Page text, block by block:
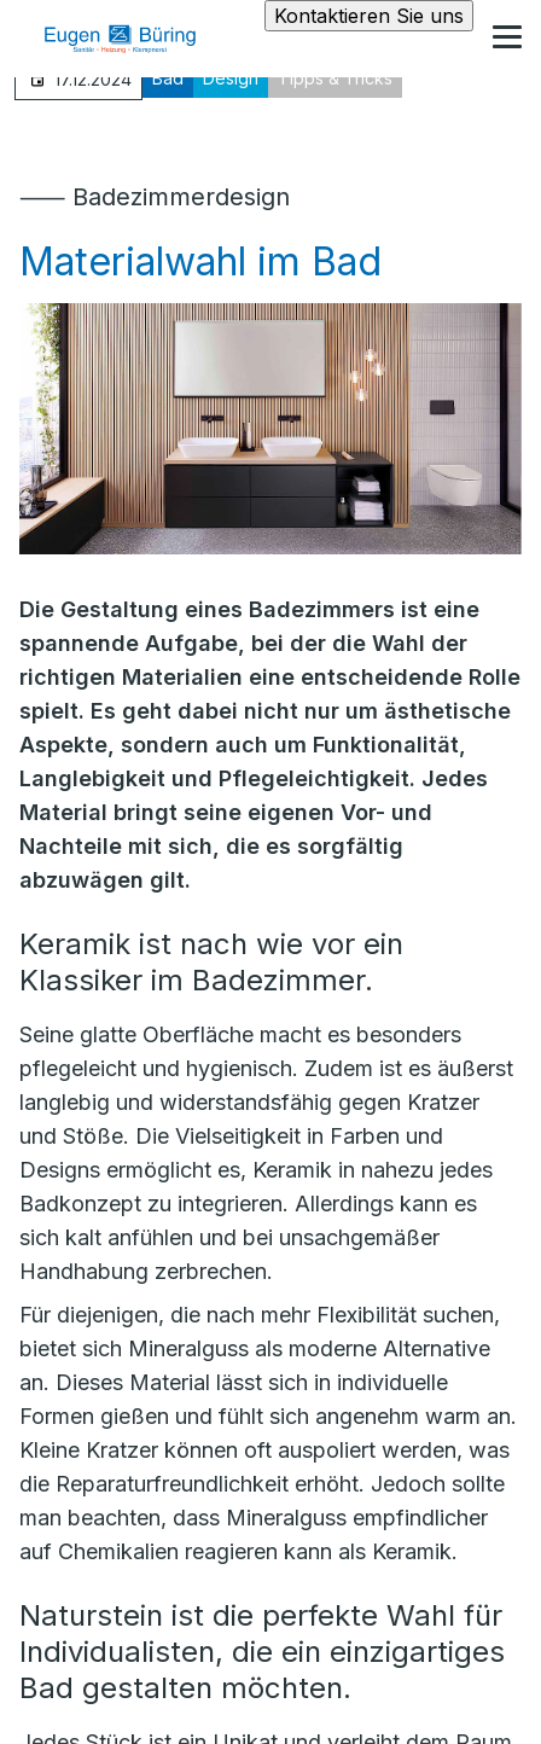
Kontaktieren Sie uns
17.12.2024 Bad Design Tipps & Tricks
⸺ Badezimmerdesign
Materialwahl im Bad
Die Gestaltung eines Badezimmers ist eine
spannende Aufgabe, bei der die Wahl der
richtigen Materialien eine entscheidende Rolle
spielt. Es geht dabei nicht nur um ästhetische
Aspekte, sondern auch um Funktionalität,
Langlebigkeit und Pflegeleichtigkeit. Jedes
Material bringt seine eigenen Vor- und
Nachteile mit sich, die es sorgfältig
abzuwägen gilt.
Keramik ist nach wie vor ein
Klassiker im Badezimmer.
Seine glatte Oberfläche macht es besonders
pflegeleicht und hygienisch. Zudem ist es äußerst
langlebig und widerstandsfähig gegen Kratzer
und Stöße. Die Vielseitigkeit in Farben und
Designs ermöglicht es, Keramik in nahezu jedes
Badkonzept zu integrieren. Allerdings kann es
sich kalt anfühlen und bei unsachgemäßer
Handhabung zerbrechen.
Für diejenigen, die nach mehr Flexibilität suchen,
bietet sich Mineralguss als moderne Alternative
an. Dieses Material lässt sich in individuelle
Formen gießen und fühlt sich angenehm warm an.
Kleine Kratzer können oft auspoliert werden, was
die Reparaturfreundlichkeit erhöht. Jedoch sollte
man beachten, dass Mineralguss empfindlicher
auf Chemikalien reagieren kann als Keramik.
Naturstein ist die perfekte Wahl für
Individualisten, die ein einzigartiges
Bad gestalten möchten.